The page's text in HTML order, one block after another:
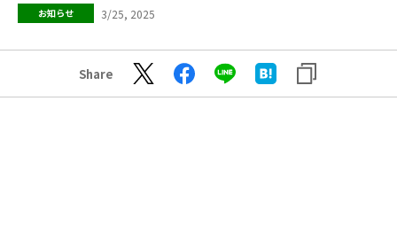
お知らせ 3/25, 2025
Share